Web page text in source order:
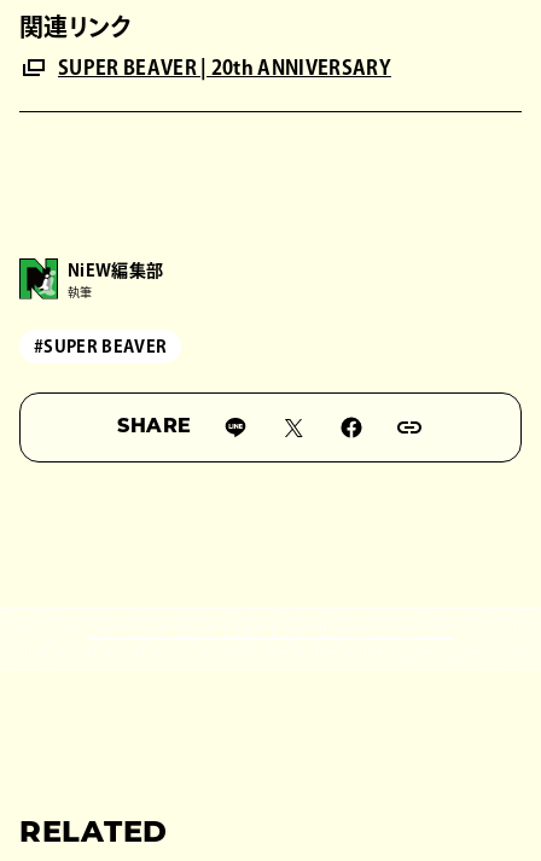
関連リンク
SUPER BEAVER | 20th ANNIVERSARY
NiEW編集部
執筆
#SUPER BEAVER
SHARE
RELATED